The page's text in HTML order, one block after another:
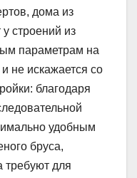
дома из
строений из
параметрам на
не искажается со
благодаря
удобным
бруса,
требуют для